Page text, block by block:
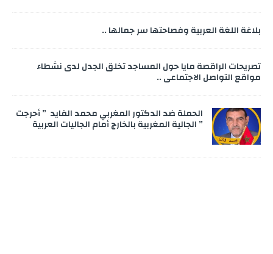
بلاغة اللغة العربية وفصاحتها سر جمالها ..
تصريحات الراقصة مايا حول المساجد تخلق الجدل لدى نشطاء
مواقع التواصل الاجتماعي ..
الحملة ضد الدكتور المغربي محمد الفايد ” أحرجت
” الجالية المغربية بالخارج أمام الجاليات العربية